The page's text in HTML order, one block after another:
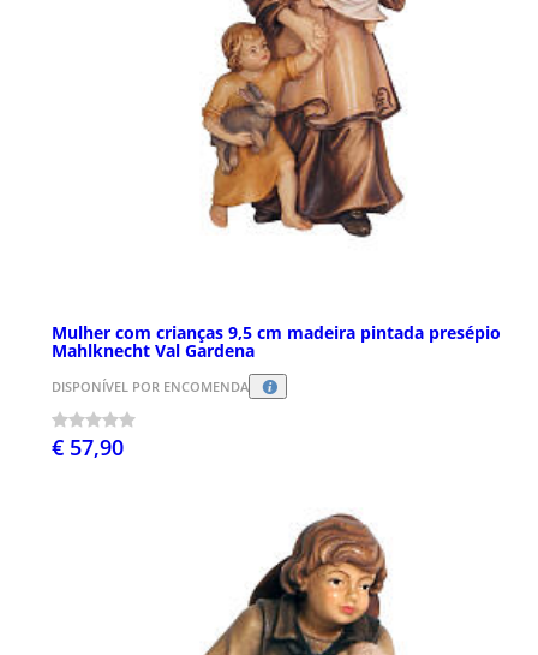
Mulher com crianças 9,5 cm madeira pintada presépio
Mahlknecht Val Gardena
DISPONÍVEL POR ENCOMENDA
€ 57,90